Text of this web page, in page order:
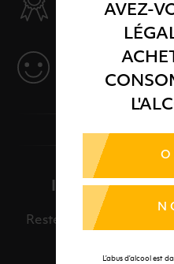
AVEZ-
L’abus d’alcool est
Des produits
SERVICE
Des solutions
INSCRIPTION
Restez informé et